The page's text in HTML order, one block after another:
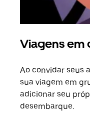
Viagens em
Ao convidar seus
sua viagem em
adicionar seu
desembarque.